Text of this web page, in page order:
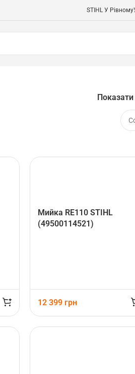
STIHL У Рівному
Показати
Мийка RE110 STIHL
(49500114521)
12 399 грн